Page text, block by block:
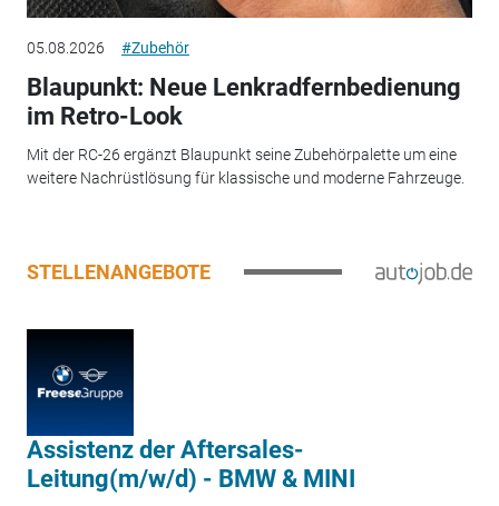
05.08.2026 #Zubehör
Blaupunkt: Neue Lenkradfernbedienung
im Retro-Look
Mit der RC-26 ergänzt Blaupunkt seine Zubehörpalette um eine
weitere Nachrüstlösung für klassische und moderne Fahrzeuge.
STELLENANGEBOTE
Assistenz der Aftersales-
Leitung(m/w/d) - BMW & MINI